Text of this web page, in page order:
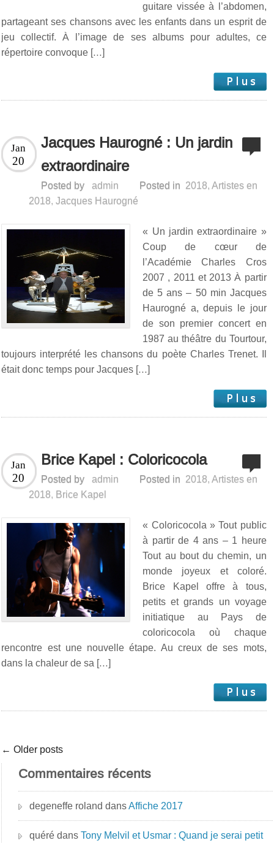
guitare vissée à l’abdomen,
partageant ses chansons avec les enfants dans un esprit de
jeu collectif. À l’image de ses albums pour adultes, ce
répertoire convoque […]
Jacques Haurogné : Un jardin
extraordinaire
Jan
20
Posted by admin Posted in 2018,Artistes en
2018,Jacques Haurogné
« Un jardin extraordinaire »
Coup de cœur de
l’Académie Charles Cros
2007 , 2011 et 2013 À partir
de 5 ans – 50 min Jacques
Haurogné a, depuis le jour
de son premier concert en
1987 au théâtre du Tourtour,
toujours interprété les chansons du poète Charles Trenet. Il
était donc temps pour Jacques […]
Brice Kapel : Coloricocola
Jan
20 Posted by admin Posted in 2018,Artistes en
2018, Brice Kapel
« Coloricocola » Tout public
à partir de 4 ans – 1 heure
Tout au bout du chemin, un
monde joyeux et coloré.
Brice Kapel offre à tous,
petits et grands un voyage
initiatique au Pays de
coloricocola où chaque
rencontre est une nouvelle étape. Au creux de ses mots,
dans la chaleur de sa […]
← Older posts
Commentaires récents
degeneffe roland dansAffiche 2017
quéré dansTony Melvil et Usmar : Quand je serai petit